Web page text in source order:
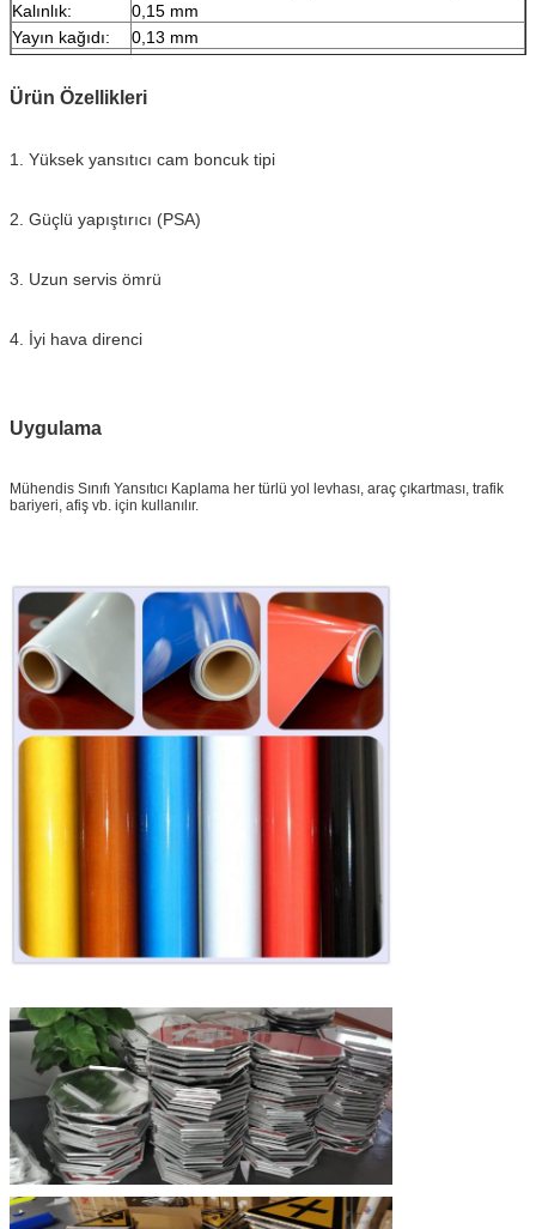
Kalınlık:
0,15 mm
Yayın kağıdı:
0,13 mm
Örnek:
navlun toplanırken ücretsiz numune
Ürün Özellikleri
1. Yüksek yansıtıcı cam boncuk tipi
2. Güçlü yapıştırıcı (PSA)
3. Uzun servis ömrü
4. İyi hava direnci
Uygulama
Mühendis Sınıfı Yansıtıcı Kaplama her türlü yol levhası, araç çıkartması, trafik
bariyeri, afiş vb. için kullanılır.